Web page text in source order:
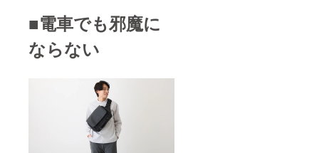
■電車でも邪魔に
ならない